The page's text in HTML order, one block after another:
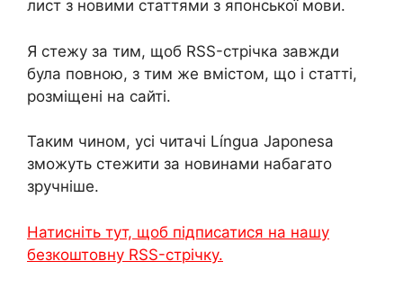
лист з новими статтями з японської мови.
Я стежу за тим, щоб RSS-стрічка завжди
була повною, з тим же вмістом, що і статті,
розміщені на сайті.
Таким чином, усі читачі Língua Japonesa
зможуть стежити за новинами набагато
зручніше.
Натисніть тут, щоб підписатися на нашу
безкоштовну RSS-стрічку.